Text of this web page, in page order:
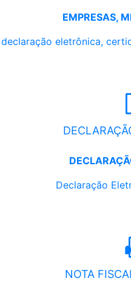
EMPRESAS,
eletrônica,
Declaração
NOTA